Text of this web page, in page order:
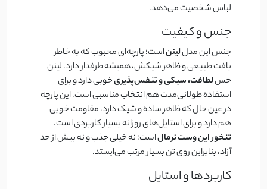
لباس شخصیت می‌دهد.
جنس و کیفیت
جنس این مدللینناست؛ پارچه‌ای محبوب که به خاطر
بافت طبیعی و ظاهر شیکش، همیشه طرفدار دارد. لینن
حسلطافت، سبکی و تنفس‌پذیریخوبی دارد و برای
استفاده طولانی‌مدت هم انتخاب مناسبی است. این پارچه
در عین حال که ظاهر ساده و شیک دارد، مقاومت خوبی
هم دارد و برای استایل‌های روزانه بسیار کاربردی است.
تنخور این وست نرمالاست؛ نه خیلی جذب و نه بیش از حد
آزاد، بنابراین روی تن بسیار مرتب می‌ایستد.
کاربردها و استایل